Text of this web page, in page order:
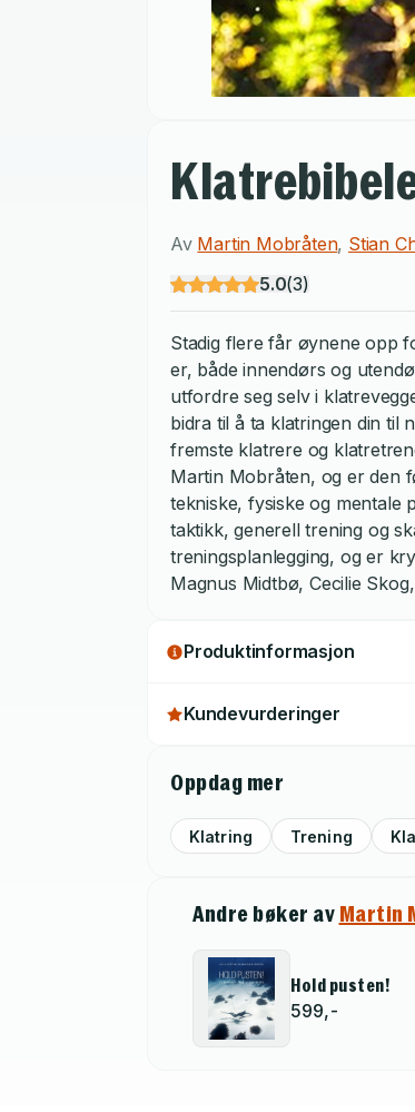
Av Martin Mobråten, Stian
5.0(3)
Stadig flere får øynene opp
er, både innendørs og
utfordre seg selv i
bidra til å ta klatringen din til
fremste klatrere og
Martin Mobråten, og er den
tekniske, fysiske og mentale
taktikk, generell trening og
treningsplanlegging, og er
Magnus Midtbø, Cecilie
Jo Nesbø.
Produktinformasjon
Kundevurderinger
Oppdag mer
Klatring Trening
Andre bøker av Martin
Hold pusten!
599,-